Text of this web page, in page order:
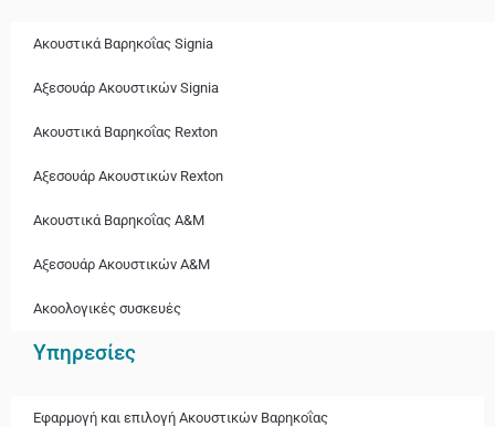
Ακουστικά Βαρηκοΐας Signia
Αξεσουάρ Ακουστικών Signia
Ακουστικά Bαρηκοΐας Rexton
Αξεσουάρ Ακουστικών Rexton
Ακουστικά Βαρηκοΐας A&M
Αξεσουάρ Ακουστικών A&M
Ακοολογικές συσκευές
Υπηρεσίες
Εφαρμογή και επιλογή Ακουστικών Βαρηκοΐας